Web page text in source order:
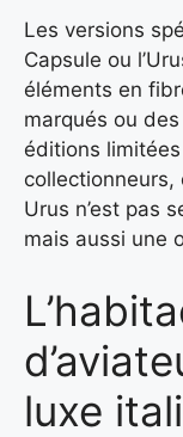
Les versions
Capsule ou
éléments en
marqués ou
éditions
collectionneurs,
Urus n’est pas
mais aussi une
luxe